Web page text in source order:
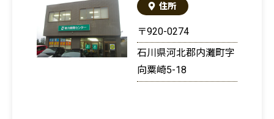
住所
〒920-0274
石川県河北郡内灘町字
向粟崎5-18